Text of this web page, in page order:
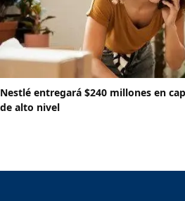
Nestlé entregará $240 millones en
de alto nivel